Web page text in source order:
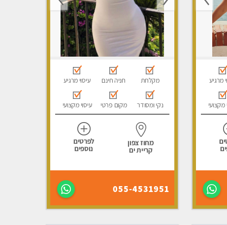
מרגיע
מקצועי
מקלחת חניה חינם עיסוי מרגיע
נקי ומסודר מקום פרטי עיסוי מקצועי
מחוז צפון
קריית ים
לפרטים
נוספים
055-4531951